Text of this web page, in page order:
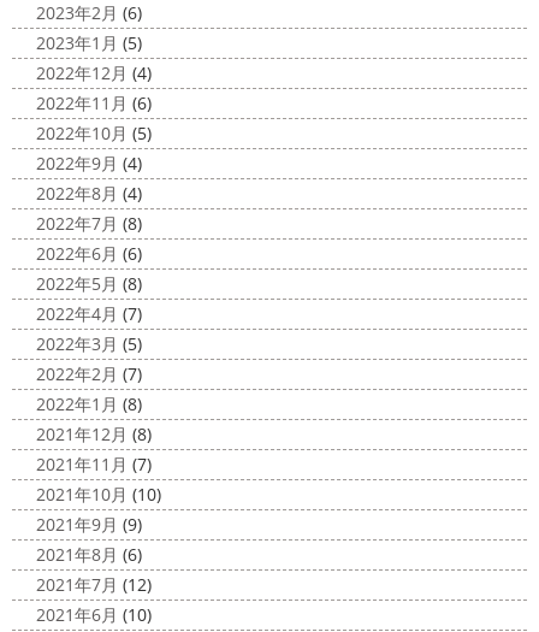
お知らせをさせていただきます
先日、弊社が日本ペイン
ト神奈川営業所様より優良施工会社として表彰されました
このよ ...
えしたマービスタ ...
2020/11/02
ウェット完成
＊湘南の外壁塗装専
門店＊
こんにちは!! 今週も１週間始まりました
が、明日は祝日です
今日も１日頑張りましょう
さて
さて、先日のブログで書いた、小倉氏のオーダーしたウェ
ットが完成しました
着心地抜群の様です
はおち
ゃんも一緒にパチリ
2023年2月 (6)
2023年1月 (5)
2022年12月 (4)
2022年11月 (6)
2022年10月 (5)
2022年9月 (4)
2022年8月 (4)
2022年7月 (8)
2022年6月 (6)
2022年5月 (8)
2022年4月 (7)
2022年3月 (5)
2022年2月 (7)
2022年1月 (8)
2021年12月 (8)
2021年11月 (7)
2021年10月 (10)
2021年9月 (9)
2021年8月 (6)
2021年7月 (12)
2021年6月 (10)